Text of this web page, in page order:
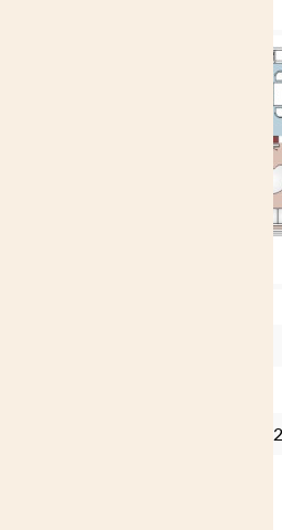
Оцилиндрованное бревно